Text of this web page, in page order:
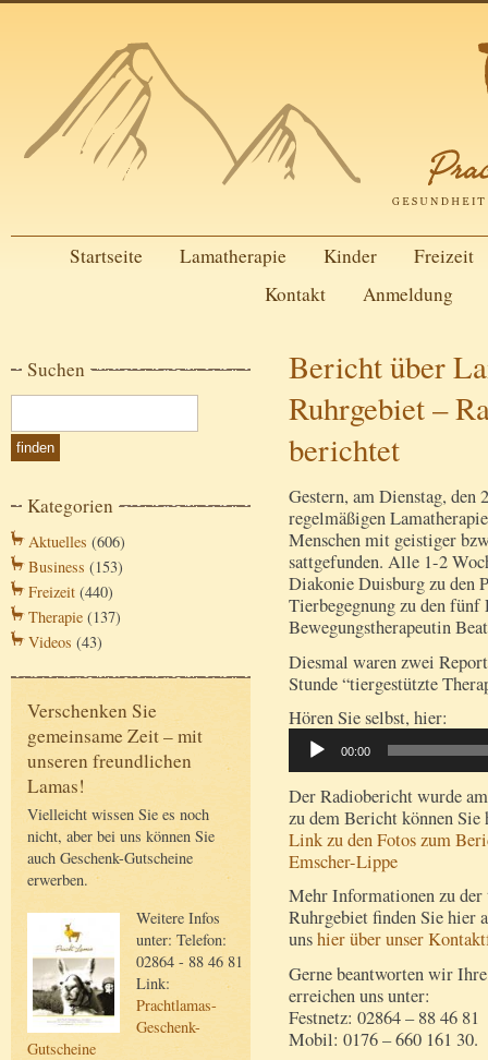
Startseite Lamatherapie Kinder
Freizeit
Kontakt
Anmeldung
Suchen
Kategorien
Aktuelles (606)
Business (153)
Freizeit (440)
Therapie (137)
Videos (43)
Verschenken Sie
gemeinsame Zeit – mit
unseren freundlichen
Lamas!
Vielleicht wissen Sie es noch
nicht, aber bei uns können Sie
auch Geschenk-Gutscheine
erwerben.
Weitere Infos
unter: Telefon:
02864 - 88 46 81
Link:
Prachtlamas-
Geschenk-
Gutscheine
Bericht über
Ruhrgebiet –
berichtet
Gestern, am Dienstag, den
regelmäßigen
Menschen mit geistiger
sattgefunden. Alle 1-2
Diakonie Duisburg zu den
Tierbegegnung zu den
Bewegungstherapeutin
Diesmal waren zwei
Stunde “tiergestützte
Hören Sie selbst, hier:
Audio-
Player
00:00
Der Radiobericht wurde
zu dem Bericht können Sie
Link zu den Fotos zum
Emscher-Lippe
Mehr Informationen zu
Ruhrgebiet finden Sie hier
unshier über unser
Gerne beantworten wir
erreichen uns unter:
Festnetz: 02864 – 88 46 81
Mobil: 0176 – 660 161 30.